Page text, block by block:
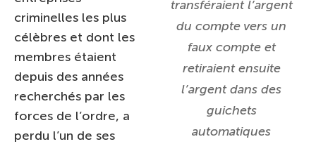
transféraient l’argent
du compte vers un
faux compte et
retiraient ensuite
l’argent dans des
guichets
automatiques
criminelles les plus
célèbres et dont les
membres étaient
depuis des années
recherchés par les
forces de l’ordre, a
perdu l’un de ses